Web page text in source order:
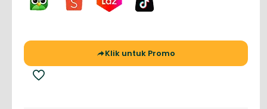
Klik untuk Promo